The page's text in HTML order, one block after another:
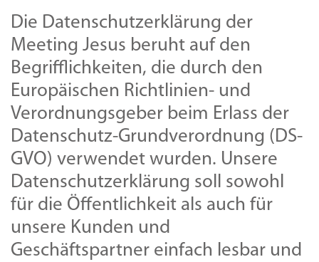
Die Datenschutzerklärung der
Meeting Jesus beruht auf den
Begrifflichkeiten, die durch den
Europäischen Richtlinien- und
Verordnungsgeber beim Erlass der
Datenschutz-Grundverordnung (DS-
GVO) verwendet wurden. Unsere
Datenschutzerklärung soll sowohl
für die Öffentlichkeit als auch für
unsere Kunden und
Geschäftspartner einfach lesbar und